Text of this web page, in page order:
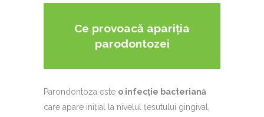
Ce provoacă apariția
parodontozei
Parondontoza este o infecție bacteriană
care apare inițial la nivelul țesutului gingival,